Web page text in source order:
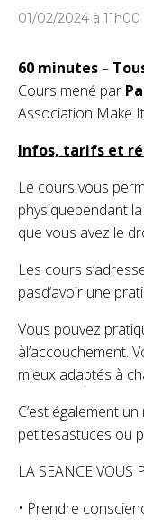
01/02/2024 à 11h00
60 minutes–
Cours mené par
Association Make
Infos, tarifs et
Le cours vous
physiquependant
que vous avez le
Les cours
pasd’avoir une
Vous pouvez
àl’accouchement.
mieux adaptés à
C’est également
petitesastuces ou
LA SEANCE VOUS
• Prendre